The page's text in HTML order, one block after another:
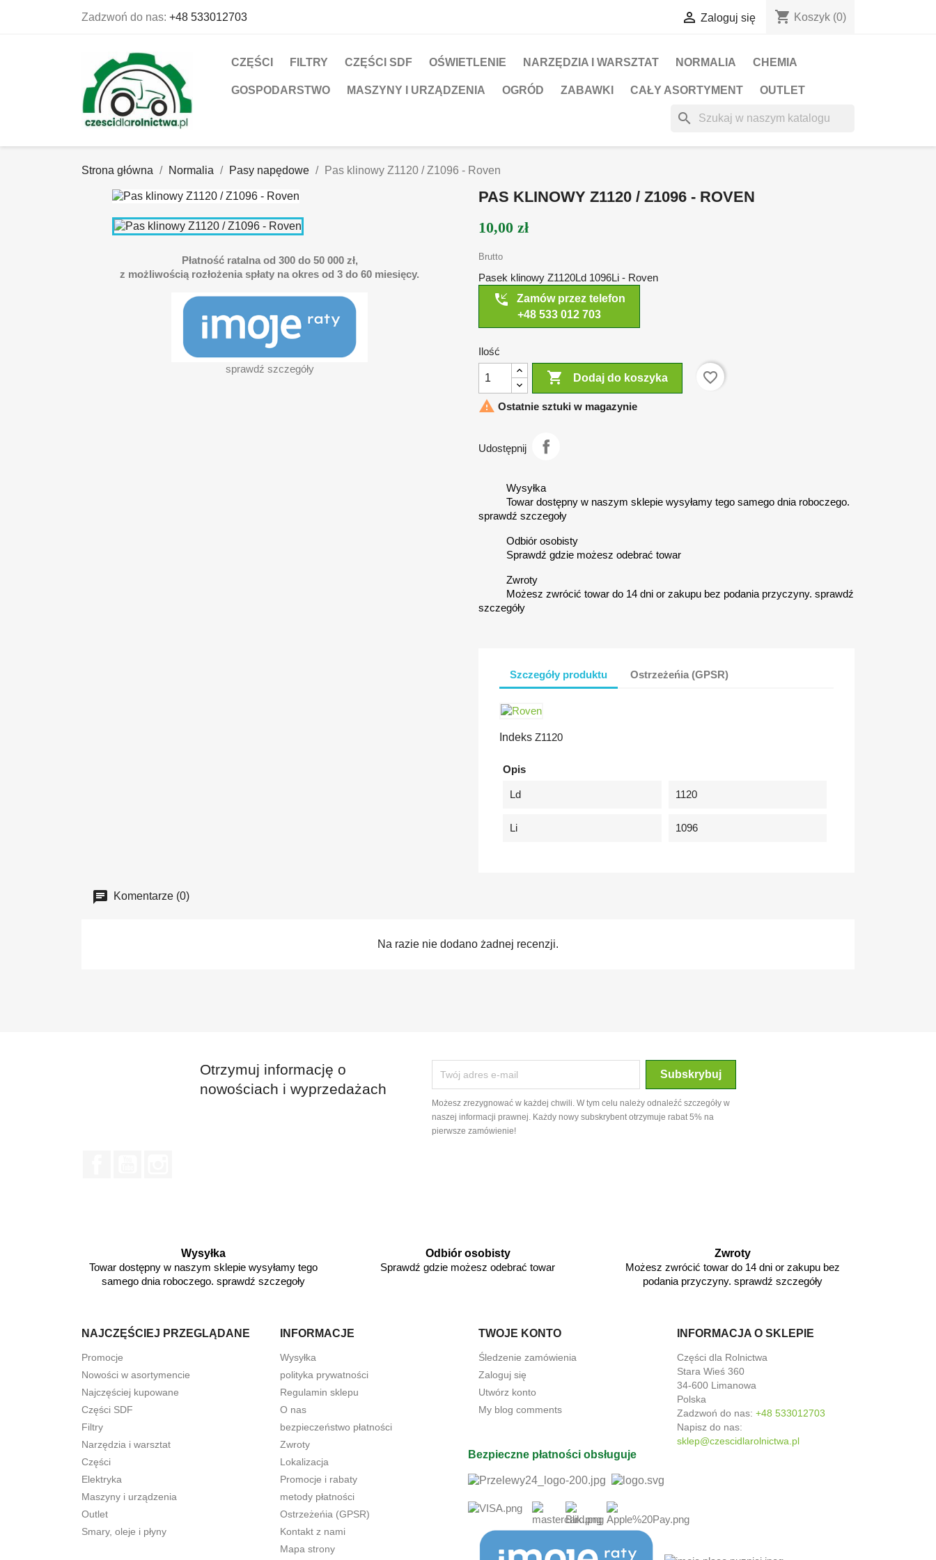
Zadzwoń do nas: +48 533012703  Zaloguj się shopping_cart Koszyk (0)
CZĘŚCI FILTRY CZĘŚCI SDF OŚWIETLENIE NARZĘDZIA I WARSZTAT NORMALIA CHEMIA
GOSPODARSTWO MASZYNY I URZĄDZENIA OGRÓD ZABAWKI CAŁY ASORTYMENT OUTLET
search
Strona główna Normalia Pasy napędowe Pas klinowy Z1120 / Z1096 - Roven
Płatność ratalna od 300 do 50 000 zł,
z możliwością rozłożenia spłaty na okres od 3 do 60 miesięcy.
sprawdź szczegóły
PAS KLINOWY Z1120 / Z1096 - ROVEN
10,00 zł
Brutto
Pasek klinowy Z1120Ld 1096Li - Roven
phone_callback
Zamów przez telefon
+48 533 012 703
Ilość
 Dodaj do koszyka
favorite_border
 Ostatnie sztuki w magazynie
Udostępnij
Wysyłka
Towar dostępny w naszym sklepie wysyłamy tego samego dnia roboczego.
sprawdź szczegoły
Odbiór osobisty
Sprawdź gdzie możesz odebrać towar
Zwroty
Możesz zwrócić towar do 14 dni or zakupu bez podania przyczyny. sprawdź
szczegóły
Szczegóły produktu Ostrzeżeńia (GPSR)
Indeks Z1120
Opis
Ld 1120
Li 1096
Komentarze (0)
Na razie nie dodano żadnej recenzji.
Otrzymuj informację o
nowościach i wyprzedażach
Możesz zrezygnować w każdej chwili. W tym celu należy odnaleźć szczegóły w
naszej informacji prawnej. Każdy nowy subskrybent otrzymuje rabat 5% na
pierwsze zamówienie!
Wysyłka
Towar dostępny w naszym sklepie wysyłamy tego
samego dnia roboczego. sprawdź szczegoły
Odbiór osobisty
Sprawdź gdzie możesz odebrać towar
Zwroty
Możesz zwrócić towar do 14 dni or zakupu bez
podania przyczyny. sprawdź szczegóły
NAJCZĘŚCIEJ PRZEGLĄDANE
Promocje
Nowości w asortymencie
Najczęściej kupowane
Części SDF
Filtry
Narzędzia i warsztat
Części
Elektryka
Maszyny i urządzenia
Outlet
Smary, oleje i płyny
INFORMACJE
Wysyłka
polityka prywatności
Regulamin sklepu
O nas
bezpieczeństwo płatności
Zwroty
Lokalizacja
Promocje i rabaty
metody płatności
Ostrzeżeńia (GPSR)
Kontakt z nami
Mapa strony
TWOJE KONTO
Śledzenie zamówienia
Zaloguj się
Utwórz konto
My blog comments
INFORMACJA O SKLEPIE
Części dla Rolnictwa
Stara Wieś 360
34-600 Limanowa
Polska
Zadzwoń do nas: +48 533012703
Napisz do nas:
sklep@czescidlarolnictwa.pl
Bezpieczne płatności obsługuje